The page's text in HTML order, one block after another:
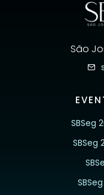
São
SBSeg
SBSeg